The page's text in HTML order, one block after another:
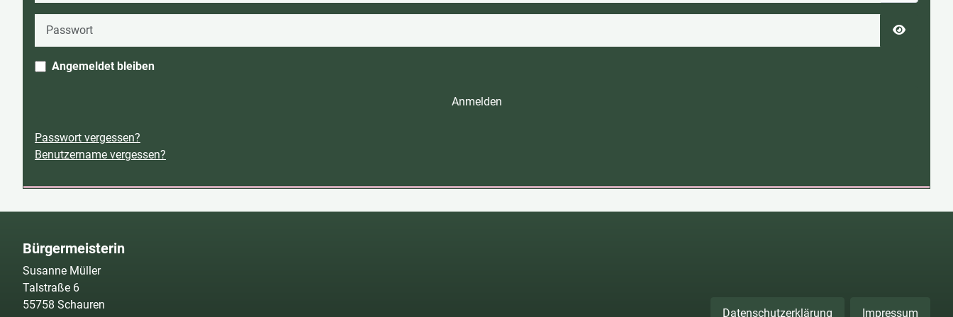
Angemeldet bleiben
Anmelden
Passwort vergessen?
Benutzername vergessen?
Bürgermeisterin
Susanne Müller
Talstraße 6
55758 Schauren
Datenschutzerklärung Impressum